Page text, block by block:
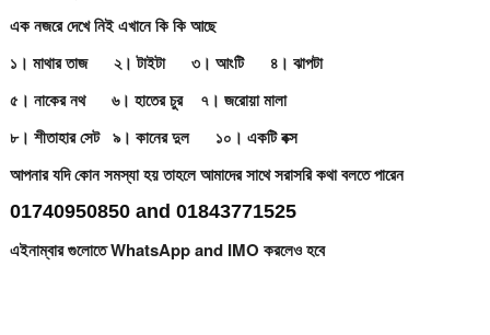
এক নজরে দেখে নিই এখানে কি কি আছে
১। মাথার তাজ ২। টাইটা ৩। আংটি ৪। ঝাপটা
৫। নাকের নথ ৬। হাতের চুর ৭। জরোয়া মালা
৮। শীতাহার সেট ৯। কানের দুল ১০। একটি বক্স
আপনার যদি কোন সমস্যা হয় তাহলে আমাদের সাথে সরাসরি কথা বলতে পারেন
01740950850 and 01843771525
এইনাম্বার গুলোতে WhatsApp and IMO করলেও হবে